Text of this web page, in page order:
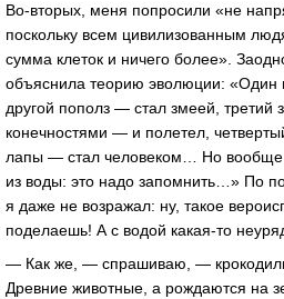
Во-вторых, меня попросили «не
поскольку всем цивилизованным
сумма клеток и ничего более».
объяснила теорию эволюции:
другой пополз — стал змеей, третий
конечностями — и полетел,
лапы — стал человеком… Но
из воды: это надо запомнить…» По
я даже не возражал: ну, такое
поделаешь! А с водой какая-то
— Как же, — спрашиваю, —
Древние животные, а рождаются на